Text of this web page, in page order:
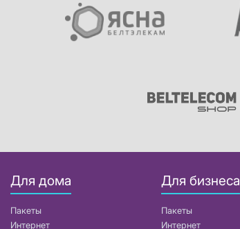
Для дома
Пакеты
Интернет
Для бизнеса
Пакеты
Интернет